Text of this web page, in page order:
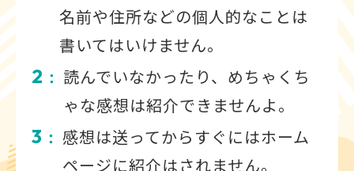
名前や住所などの個人的なことは
書いてはいけません。
2 ： 読んでいなかったり、めちゃくち
ゃな感想は紹介できませんよ。
3 ： 感想は送ってからすぐにはホーム
ページに紹介はされません。